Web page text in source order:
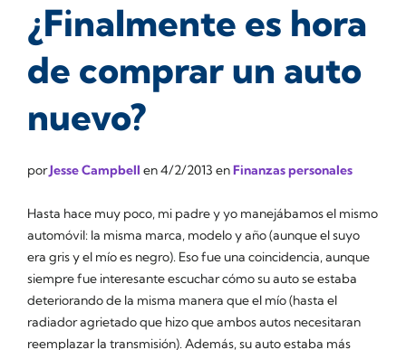
¿Finalmente es hora
de comprar un auto
nuevo?
porJesse Campbell en4/2/2013 enFinanzas personales
Hasta hace muy poco, mi padre y yo manejábamos el mismo
automóvil: la misma marca, modelo y año (aunque el suyo
era gris y el mío es negro). Eso fue una coincidencia, aunque
siempre fue interesante escuchar cómo su auto se estaba
deteriorando de la misma manera que el mío (hasta el
radiador agrietado que hizo que ambos autos necesitaran
reemplazar la transmisión). Además, su auto estaba más